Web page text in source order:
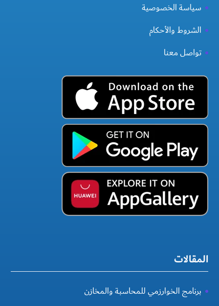
سياسة الخصوصية
الشروط والأحكام
تواصل معنا
المقالات
برنامج الخوارزمي للمحاسبة والمخازن